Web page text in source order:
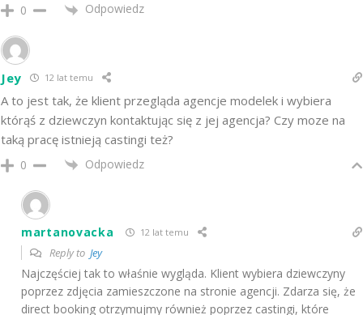
0 Odpowiedz
Jey 12 lat temu
A to jest tak, że klient przegląda agencje modelek i wybiera
którąś z dziewczyn kontaktując się z jej agencja? Czy moze na
taką pracę istnieją castingi też?
0 Odpowiedz
martanovacka 12 lat temu
Reply to Jey
Najczęściej tak to właśnie wygląda. Klient wybiera dziewczyny
poprzez zdjęcia zamieszczone na stronie agencji. Zdarza się, że
direct booking otrzymujmy również poprzez castingi, które